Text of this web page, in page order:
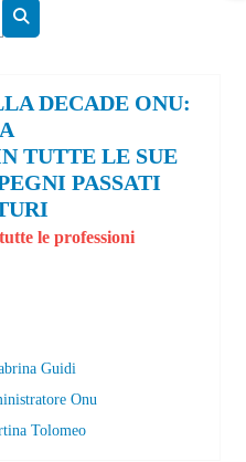
Cerca corsi
DECADE ONU:
TUTTE LE SUE
PASSATI
le professioni
Guidi
Onu
Tolomeo